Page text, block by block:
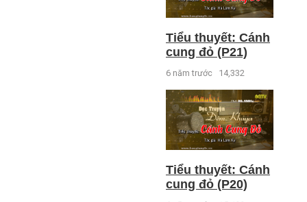
Tiểu thuyết: Cánh
cung đỏ (P21)
6 năm trước 14,332
Tiểu thuyết: Cánh
cung đỏ (P20)